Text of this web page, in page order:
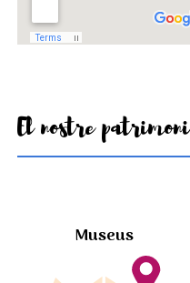
El nostre patrimoni
Museus